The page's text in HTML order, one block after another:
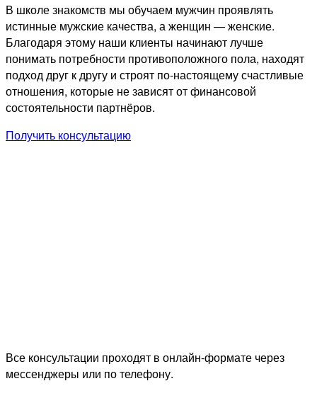
В школе знакомств мы обучаем мужчин проявлять
истинные мужские качества, а женщин — женские.
Благодаря этому наши клиенты начинают лучше
понимать потребности противоположного пола, находят
подход друг к другу и строят по-настоящему счастливые
отношения, которые не зависят от финансовой
состоятельности партнёров.
Получить консультацию
Все консультации проходят в онлайн-формате через
мессенджеры или по телефону.